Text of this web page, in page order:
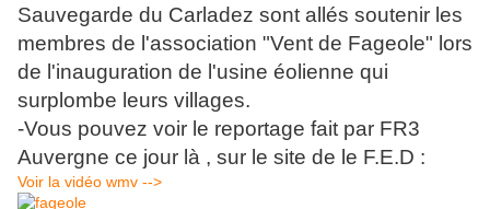
Sauvegarde du Carladez sont allés soutenir les
membres de l'association "Vent de Fageole" lors
de l'inauguration de l'usine éolienne qui
surplombe leurs villages.
-Vous pouvez voir le reportage fait par FR3
Auvergne ce jour là , sur le site de le F.E.D :
Voir la vidéo wmv -->